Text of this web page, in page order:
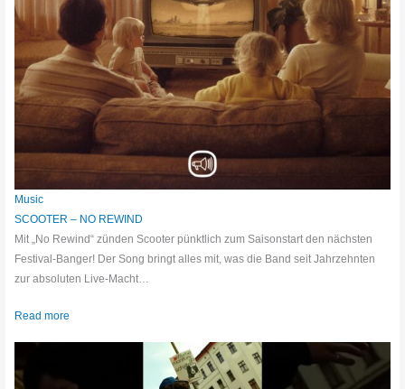
Music
SCOOTER – NO REWIND
Mit „No Rewind“ zünden Scooter pünktlich zum Saisonstart den nächsten
Festival-Banger! Der Song bringt alles mit, was die Band seit Jahrzehnten
zur absoluten Live-Macht…
Read more